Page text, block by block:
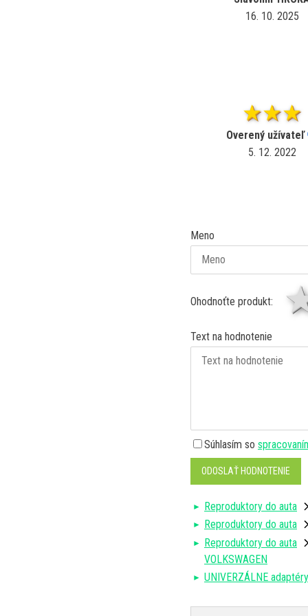
16. 10. 2025
Overený užívateľ
5. 12. 2022
Meno
Ohodnoťte produkt:
Text na hodnotenie
Súhlasím so
ODOSLAŤ HODNOTENIE
Reproduktory do auta
Reproduktory do auta
Reproduktory do auta
VOLKSWAGEN
UNIVERZÁLNE